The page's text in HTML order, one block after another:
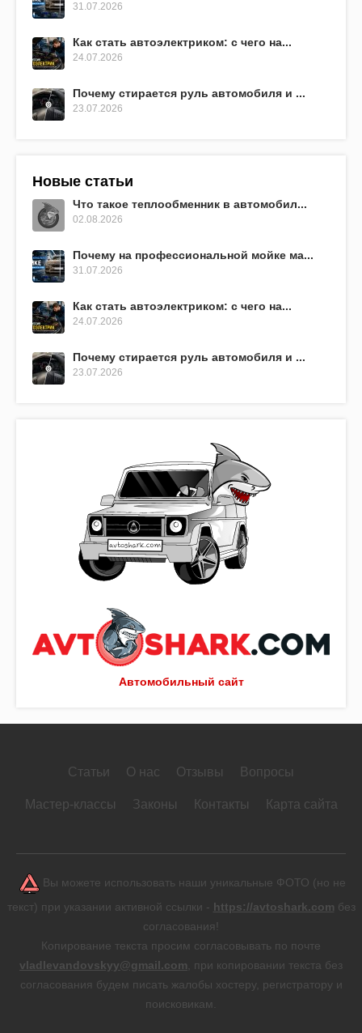
Автомобильный сайт
31.07.2026
Как стать автоэлектриком: с чего на...
24.07.2026
Почему стирается руль автомобиля и ...
23.07.2026
Новые статьи
Что такое теплообменник в автомобил...
02.08.2026
Почему на профессиональной мойке ма...
31.07.2026
Как стать автоэлектриком: с чего на...
24.07.2026
Почему стирается руль автомобиля и ...
23.07.2026
Статьи О нас Отзывы Вопросы
Мастер-классы Законы Контакты Карта сайта
Вы можете использовать наши уникальные ФОТО (но не
текст) при указании активной ссылки - https://avtoshark.com без
согласования!
Копирование текста просим согласовывать по почте
vladlevandovskyy@gmail.com , при копировании текста без
согласования будем писать жалобы хостеру, регистратору и
поисковикам.